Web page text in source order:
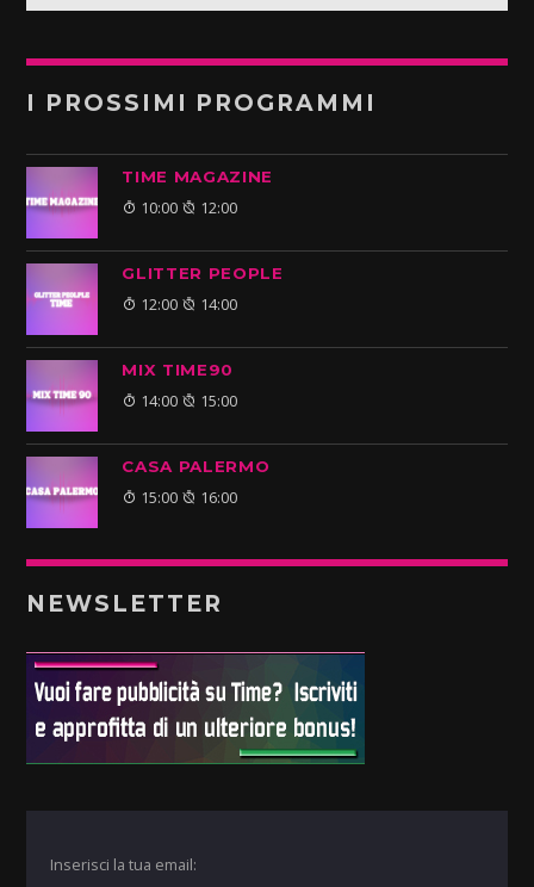
I PROSSIMI PROGRAMMI
TIME MAGAZINE
10:00 12:00
GLITTER PEOPLE
12:00 14:00
MIX TIME90
14:00 15:00
CASA PALERMO
15:00 16:00
NEWSLETTER
Inserisci la tua email: